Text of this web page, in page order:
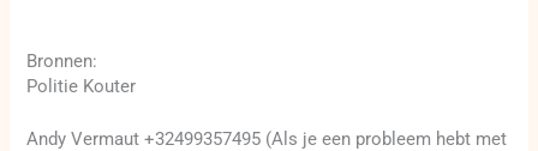
Bronnen:
Politie Kouter
Andy Vermaut +32499357495 (Als je een probleem hebt met